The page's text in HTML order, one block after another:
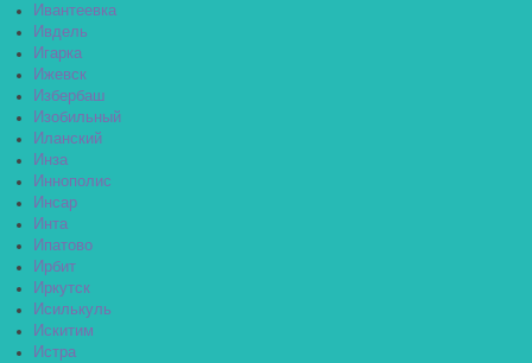
Ивантеевка
Ивдель
Игарка
Ижевск
Избербаш
Изобильный
Иланский
Инза
Иннополис
Инсар
Инта
Ипатово
Ирбит
Иркутск
Исилькуль
Искитим
Истра